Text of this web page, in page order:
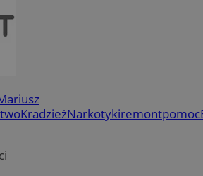
KradzieżNarkotykiremontpomoc